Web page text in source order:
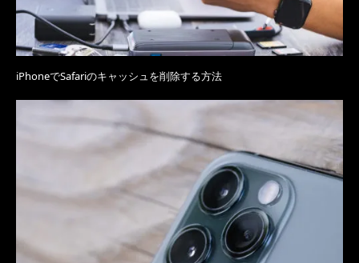
iPhoneでSafariのキャッシュを削除する方法